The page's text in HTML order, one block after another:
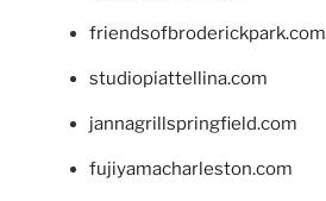
friendsofbroderickpark.com
studiopiattellina.com
jannagrillspringfield.com
fujiyamacharleston.com